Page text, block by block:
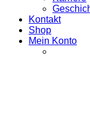
Kontakt
Shop
Mein Konto